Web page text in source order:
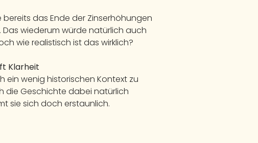
das Ende der Zinserhöhungen
Das wiederum würde natürlich auch
wie realistisch ist das wirklich?
Klarheit
ein wenig historischen Kontext zu
die Geschichte dabei natürlich
sie sich doch erstaunlich.